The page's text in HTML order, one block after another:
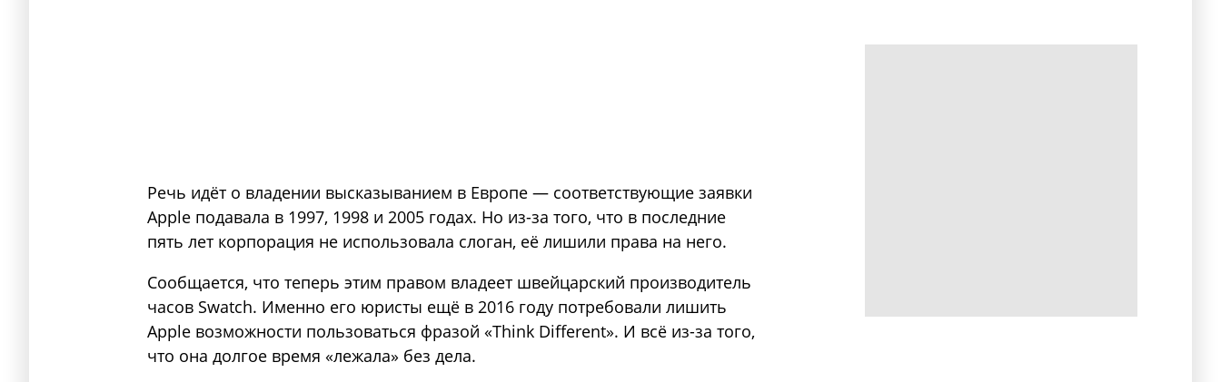
Речь идёт о владении высказыванием в Европе — соответствующие заявки
Apple подавала в 1997, 1998 и 2005 годах. Но из-за того, что в последние
пять лет корпорация не использовала слоган, её лишили права на него.
Сообщается, что теперь этим правом владеет швейцарский производитель
часов Swatch. Именно его юристы ещё в 2016 году потребовали лишить
Apple возможности пользоваться фразой «Think Different». И всё из-за того,
что она долгое время «лежала» без дела.